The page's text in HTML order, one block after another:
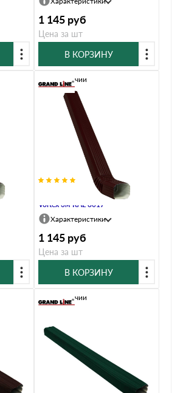
1 145 руб
Цена за шт
В КОРЗИНУ
Труба прямоугольная с коленом
Vortex 3м RAL 8017
В наличии
Характеристики
1 145 руб
Цена за шт
В КОРЗИНУ
В наличии